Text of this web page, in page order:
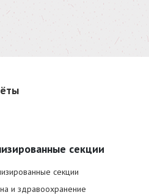
секции
секции
и здравоохранение